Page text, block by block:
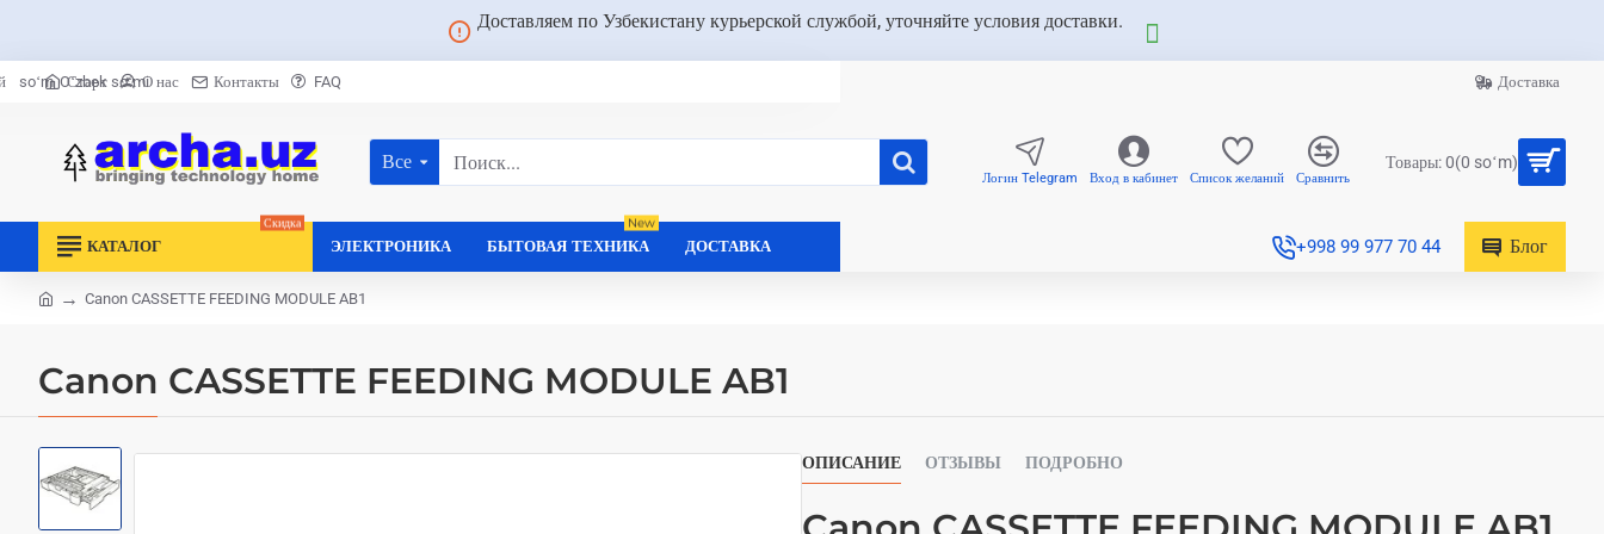
Доставляем по Узбекистану курьерской службой, уточняйте условия доставки.
Старт О нас Контакты FAQ
soʻm Oʻzbek soʻmi Доставка
Все
Поиск... Логин Telegram Вход в кабинет Список желаний Сравнить
Товары: 0(0 soʻm)
КАТАЛОГ
Скидка
ЭЛЕКТРОНИКА БЫТОВАЯ ТЕХНИКА
New
ДОСТАВКА +998 99 977 70 44 Блог
Canon CASSETTE FEEDING MODULE AB1
Canon CASSETTE FEEDING MODULE AB1
ОПИСАНИЕ ОТЗЫВЫ ПОДРОБНО